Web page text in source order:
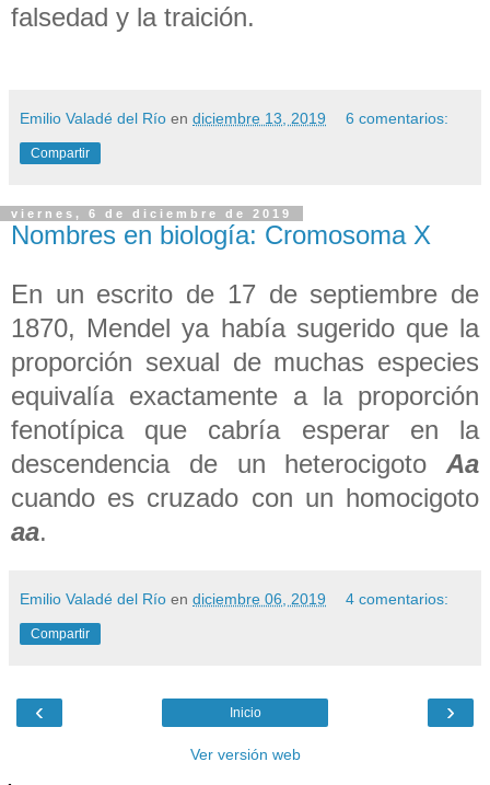
falsedad y la traición.
Emilio Valadé del Río en diciembre 13, 2019 6 comentarios:
Compartir
viernes, 6 de diciembre de 2019
Nombres en biología: Cromosoma X
En un escrito de 17 de septiembre de
1870, Mendel ya había sugerido que la
proporción sexual de muchas especies
equivalía exactamente a la proporción
fenotípica que cabría esperar en la
descendencia de un heterocigoto Aa
cuando es cruzado con un homocigoto
aa.
Emilio Valadé del Río en diciembre 06, 2019 4 comentarios:
Compartir
‹ ›
Inicio
Ver versión web